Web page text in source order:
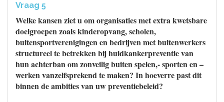
Vraag 5
Welke kansen ziet u om organisaties met extra kwetsbare
doelgroepen zoals kinderopvang, scholen,
buitensportverenigingen en bedrijven met buitenwerkers
structureel te betrekken bij huidkankerpreventie van
hun achterban om zonveilig buiten spelen,- sporten en –
werken vanzelfsprekend te maken? In hoeverre past dit
binnen de ambities van uw preventiebeleid?